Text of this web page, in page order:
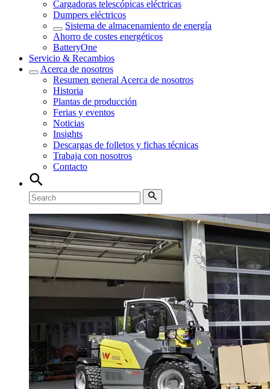
Cargadoras telescópicas eléctricas
Dumpers eléctricos
Sistema de almacenamiento de energía
Ahorro de costes energéticos
BatteryOne
Servicio & Recambios
Acerca de nosotros
Resumen general Acerca de nosotros
Historia
Plantas de producción
Ferias y eventos
Noticias
Insights
Descargas de folletos y fichas técnicas
Trabaja con nosotros
Contacto